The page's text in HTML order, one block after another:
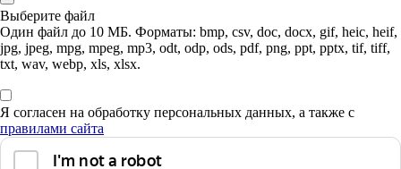
Выберите файл
Один файл до 10 МБ. Форматы: bmp, csv, doc, docx, gif, heic, heif,
jpg, jpeg, mpg, mpeg, mp3, odt, odp, ods, pdf, png, ppt, pptx, tif, tiff,
txt, wav, webp, xls, xlsx.
Я согласен на обработку персональных данных, а также с
правилами сайта